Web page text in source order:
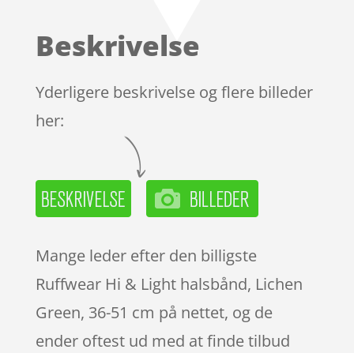
kundebedøm
Beskrivelse
Yderligere beskrivelse og flere billeder
her:
Mange leder efter den billigste
Ruffwear Hi & Light halsbånd, Lichen
Green, 36-51 cm på nettet, og de
ender oftest ud med at finde tilbud